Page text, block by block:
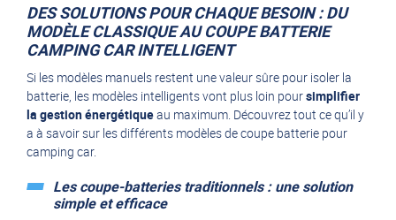
DES SOLUTIONS POUR CHAQUE BESOIN : DU
MODÈLE CLASSIQUE AU COUPE BATTERIE
CAMPING CAR INTELLIGENT
Si les modèles manuels restent une valeur sûre pour isoler la
batterie, les modèles intelligents vont plus loin poursimplifier
la gestion énergétiqueau maximum. Découvrez tout ce qu’il y
a à savoir sur les différents modèles de coupe batterie pour
camping car.
Les coupe-batteries traditionnels : une solution
simple et efficace